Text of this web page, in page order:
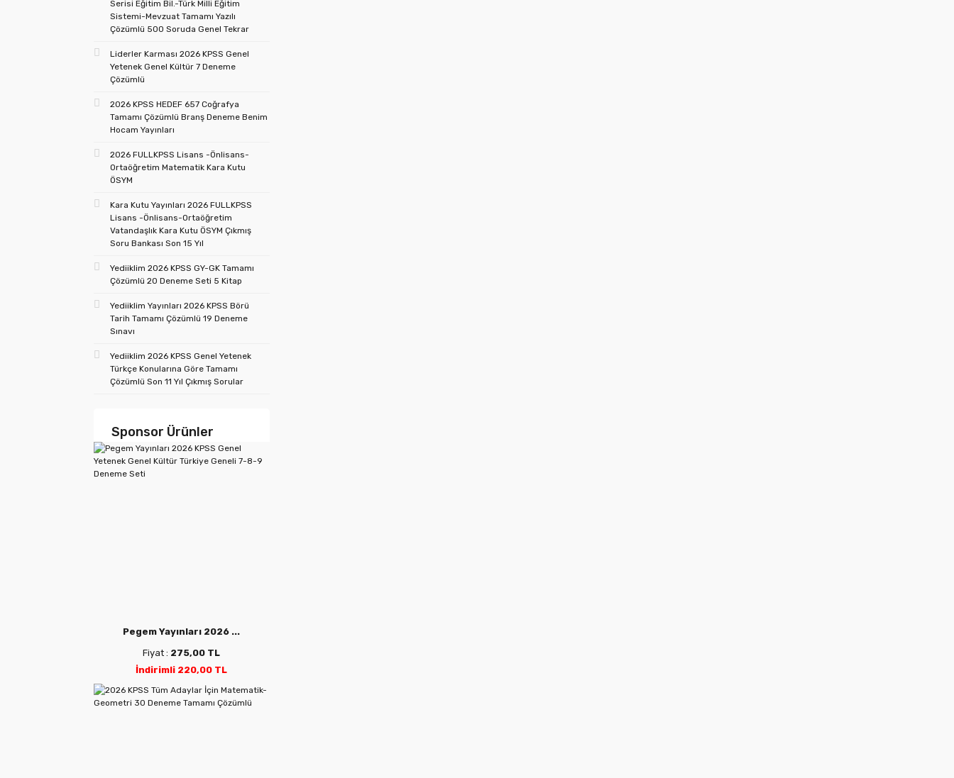
Serisi Eğitim Bil.-Türk Milli Eğitim
Sistemi-Mevzuat Tamamı Yazılı
Çözümlü 500 Soruda Genel Tekrar
Liderler Karması 2026 KPSS Genel
Yetenek Genel Kültür 7 Deneme
Çözümlü
2026 KPSS HEDEF 657 Coğrafya
Tamamı Çözümlü Branş Deneme Benim
Hocam Yayınları
2026 FULLKPSS Lisans -Önlisans-
Ortaöğretim Matematik Kara Kutu
ÖSYM
Kara Kutu Yayınları 2026 FULLKPSS
Lisans -Önlisans-Ortaöğretim
Vatandaşlık Kara Kutu ÖSYM Çıkmış
Soru Bankası Son 15 Yıl
Yediiklim 2026 KPSS GY-GK Tamamı
Çözümlü 20 Deneme Seti 5 Kitap
Yediiklim Yayınları 2026 KPSS Börü
Tarih Tamamı Çözümlü 19 Deneme
Sınavı
Yediiklim 2026 KPSS Genel Yetenek
Türkçe Konularına Göre Tamamı
Çözümlü Son 11 Yıl Çıkmış Sorular
Sponsor Ürünler
Pegem Yayınları 2026 ...
Fiyat : 275,00 TL
İndirimli 220,00 TL